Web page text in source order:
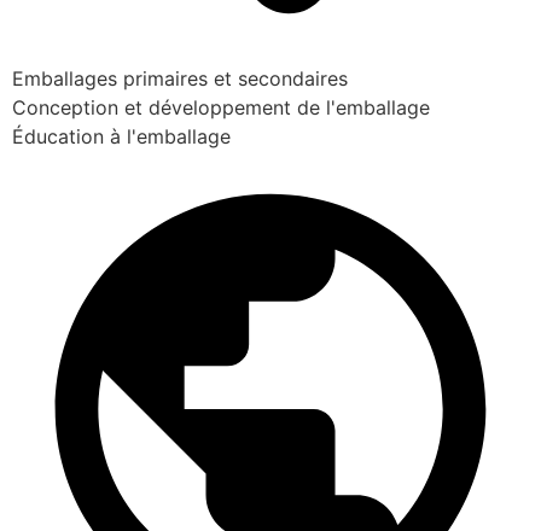
Emballages primaires et secondaires
Conception et développement de l'emballage
Éducation à l'emballage